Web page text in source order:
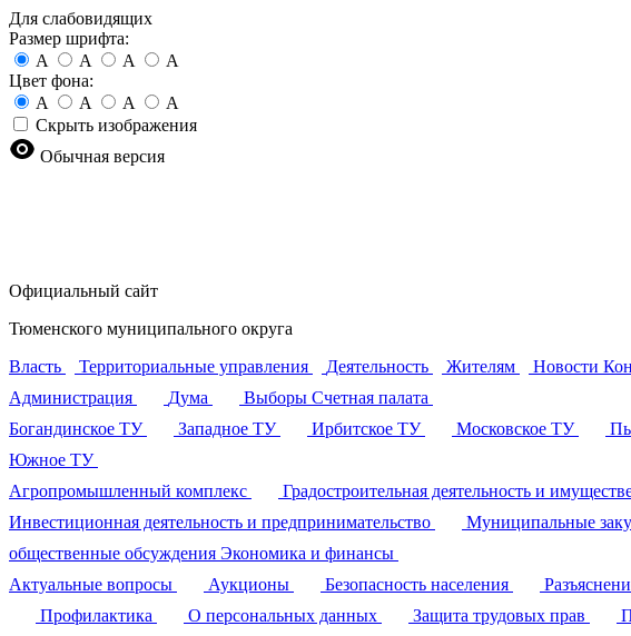
Для слабовидящих
Размер шрифта:
A
A A
A
Цвет фона:
A
A A
A
Скрыть изображения
Обычная версия
Официальный сайт
Тюменского муниципального округа
Власть
Территориальные управления Деятельность Жителям Новости
Администрация
Дума Выборы Счетная палата
Богандинское ТУ
Западное ТУ Ирбитское ТУ Московское ТУ
Южное ТУ
Агропромышленный комплекс
Градостроительная деятельность и
Инвестиционная деятельность и предпринимательство
Муниципальные
общественные обсуждения Экономика и финансы
Актуальные вопросы
Аукционы Безопасность населения
Профилактика
О персональных данных Защита трудовых прав